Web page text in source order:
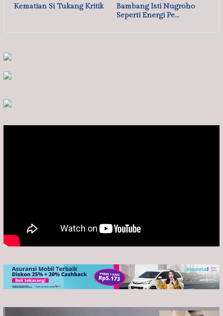
Kematian Si Tukang Kritik
Bambang Isti Nugroho
Seperti Energi Pe…